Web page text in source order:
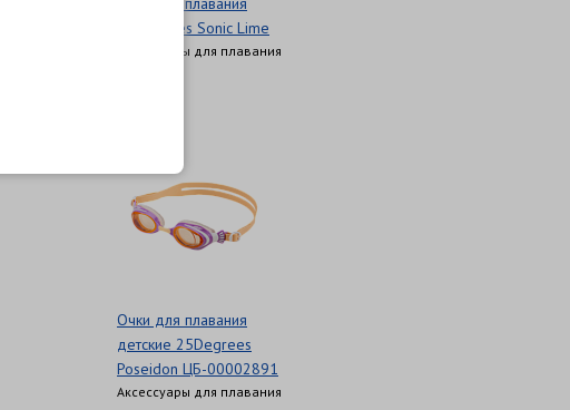
25Degrees Sonic Lime
Аксессуары для плавания
Очки для плавания
детские 25Degrees
Poseidon ЦБ-00002891
Аксессуары для плавания